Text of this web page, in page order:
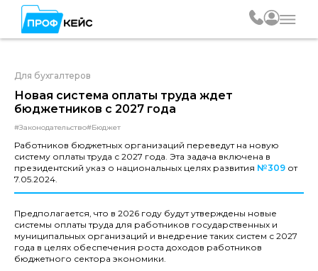
Для бухгалтеров
Новая система оплаты труда ждет
бюджетников с 2027 года
#Законодательство#Бюджет
Работников бюджетных организаций переведут на новую
систему оплаты труда с 2027 года. Эта задача включена в
президентский указ о национальных целях развития №309 от
7.05.2024.
Предполагается, что в 2026 году будут утверждены новые
системы оплаты труда для работников государственных и
муниципальных организаций и внедрение таких систем с 2027
года в целях обеспечения роста доходов работников
бюджетного сектора экономики.